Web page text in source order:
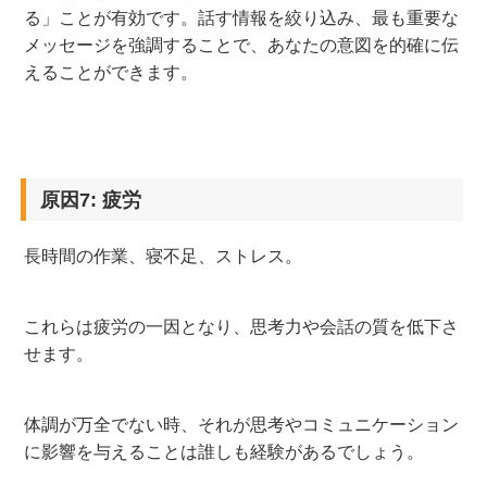
る」ことが有効です。話す情報を絞り込み、最も重要な
メッセージを強調することで、あなたの意図を的確に伝
えることができます。
原因7: 疲労
長時間の作業、寝不足、ストレス。
これらは疲労の一因となり、思考力や会話の質を低下さ
せます。
体調が万全でない時、それが思考やコミュニケーション
に影響を与えることは誰しも経験があるでしょう。